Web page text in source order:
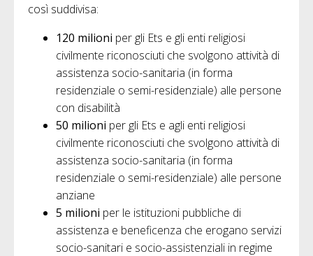
così suddivisa:
120 milioni per gli Ets e gli enti religiosi
civilmente riconosciuti che svolgono attività di
assistenza socio-sanitaria (in forma
residenziale o semi-residenziale) alle persone
con disabilità
50 milioni per gli Ets e agli enti religiosi
civilmente riconosciuti che svolgono attività di
assistenza socio-sanitaria (in forma
residenziale o semi-residenziale) alle persone
anziane
5 milioni per le istituzioni pubbliche di
assistenza e beneficenza che erogano servizi
socio-sanitari e socio-assistenziali in regime